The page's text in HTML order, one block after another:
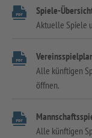
Spiele-
Aktuelle Spiele
Alle künftigen
öffnen.
Alle künftigen